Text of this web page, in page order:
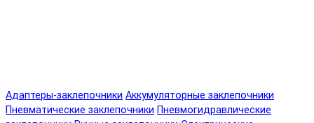
Адаптеры-заклепочники Аккумуляторные заклепочники
Пневматические заклепочники Пневмогидравлические